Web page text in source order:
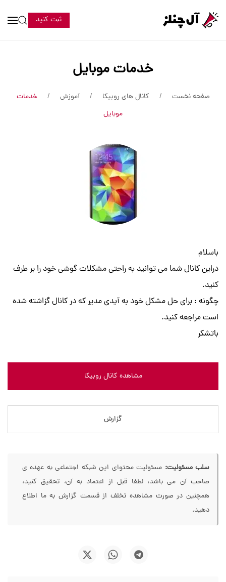
ثبت کنید
خدمات موبایل
صفحه نخست کانال های روبیکا آموزش
خدمات
موبایل
باسلام
دراین کانال شما می توانید به راحتی مشکلات گوشی خود را بر طرف
کنید.
چگونه : برای حل مشکل خود به آیدی مدیر که در کانال گزاشته شده
است مراجعه کنید.
باتشکر
مشاهده کانال روبیکا
گزارش
سلب مسئولیت: مسئولیت محتوای این شبکه اجتماعی به عهده ی
صاحب آن می باشد، لطفا قبل از اعتماد به آن، تحقیق کنید،
همچنین در صورت مشاهده تخلف از قسمت گزارش به ما اطلاع
دهید.